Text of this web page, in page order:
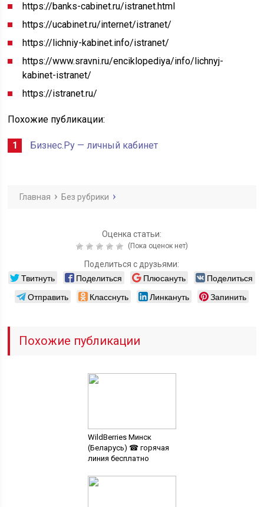
https://banks-cabinet.ru/istranet.html
https://ucabinet.ru/internet/istranet/
https://lichniy-kabinet.info/istranet/
https://www.sravni.ru/enciklopediya/info/lichnyj-
kabinet-istranet/
https://istranet.ru/
Похожие публикации:
Бизнес.Ру — личный кабинет
Главная Без рубрики
Оценка статьи:
(Пока оценок нет)
Поделиться с друзьями:
Твитнуть Поделиться Плюсануть
Поделиться
Отправить
Класснуть Линкануть Запинить
Похожие публикации
WildBerries Минск
(Беларусь) ☎ горячая
линия бесплатно